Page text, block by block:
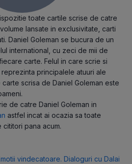
toate cartile scrise de catre
lansate in exclusivitate, carti
Daniel Goleman se bucura de un
international, cu zeci de mii de
carte. Felul in care scrie si
principalele atuuri ale
carte scrisa de Daniel Goleman este
de catre Daniel Goleman in
astfel incat ai ocazia sa toate
pana acum.
vindecatoare. Dialoguri cu Dalai